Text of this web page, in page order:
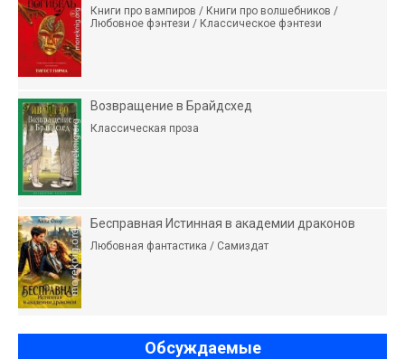
Книги про вампиров / Книги про волшебников /
Любовное фэнтези / Классическое фэнтези
Возвращение в Брайдсхед
Классическая проза
Бесправная Истинная в академии драконов
Любовная фантастика / Самиздат
Обсуждаемые